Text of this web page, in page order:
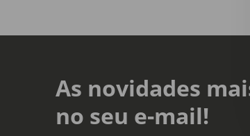
As novidades
no seu e-mail!